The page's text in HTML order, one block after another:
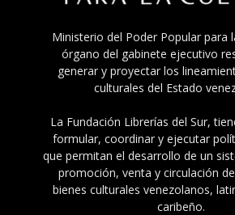
Ministerio del Poder Popular para
órgano del gabinete ejecutivo
generar y proyectar los
culturales del Estado
La Fundación Librerías del Sur,
formular, coordinar y ejecutar
que permitan el desarrollo de un
promoción, venta y circulación
bienes culturales venezolanos,
caribeño.